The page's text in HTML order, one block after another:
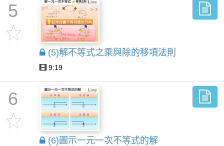
5
(5)解不等式之乘與除的移項法則
9:19
6
(6)圖示一元一次不等式的解